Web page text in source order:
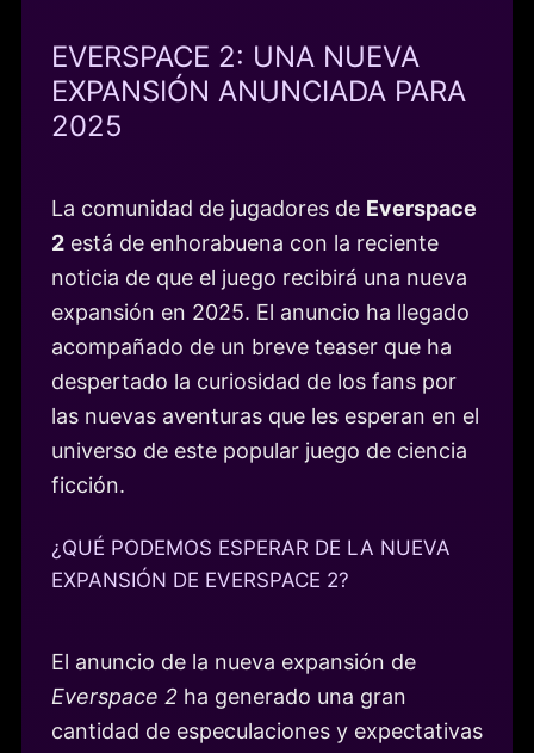
EVERSPACE 2: UNA NUEVA
EXPANSIÓN ANUNCIADA PARA
2025
La comunidad de jugadores de Everspace
2 está de enhorabuena con la reciente
noticia de que el juego recibirá una nueva
expansión en 2025. El anuncio ha llegado
acompañado de un breve teaser que ha
despertado la curiosidad de los fans por
las nuevas aventuras que les esperan en el
universo de este popular juego de ciencia
ficción.
¿QUÉ PODEMOS ESPERAR DE LA NUEVA
EXPANSIÓN DE EVERSPACE 2?
El anuncio de la nueva expansión de
Everspace 2 ha generado una gran
cantidad de especulaciones y expectativas